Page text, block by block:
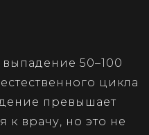
50–100
цикла
превышает
к врачу, но это не